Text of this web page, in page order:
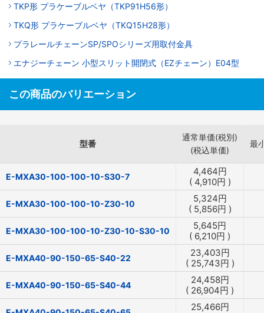
TKP形 プラケーブルベヤ（TKP91H56形）
TKQ形 プラケーブルベヤ（TKQ15H28形）
プラレールチェーンSP/SPOシリーズ用取付金具
エナジーチェーン 小型スリット開閉式（EZチェーン）E04型
この商品のバリエーション
型番
通常単価(税別)
(税込単価)
最
E-MXA30-100-100-10-S30-7 4,464円
( 4,910円 )
E-MXA30-100-100-10-Z30-10 5,324円
( 5,856円 )
E-MXA30-100-100-10-Z30-10-S30-10 5,645円
( 6,210円 )
E-MXA40-90-150-65-S40-22 23,403円
( 25,743円 )
E-MXA40-90-150-65-S40-44 24,458円
( 26,904円 )
25,466円